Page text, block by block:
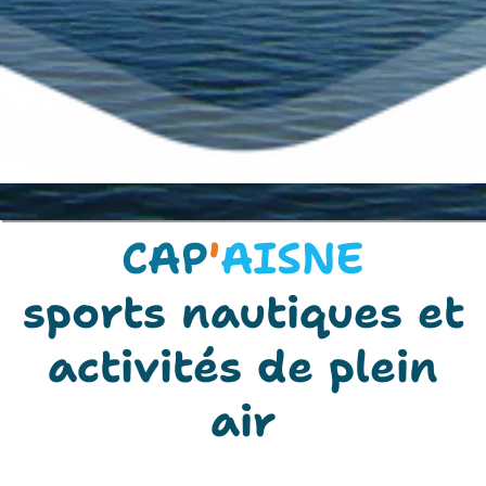
CAP'AISNE
sports nautiques et
activités de plein
air